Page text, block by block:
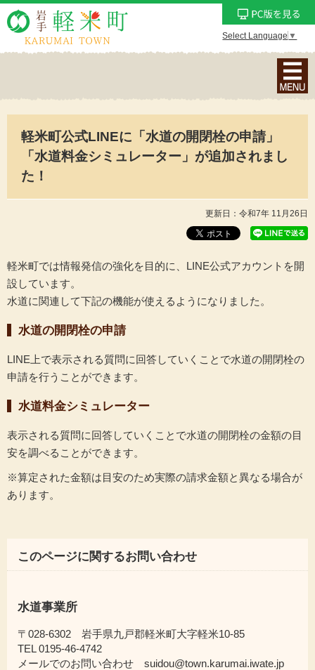
Select Language ▼
ナ
ビ
ョ
ニ
ュ
ー
を
軽米町公式LINEに「水道の開閉栓の申請」
「水道料金シミュレーター」が追加されまし
た！
更新日：令和7年 11月26日
軽米町では情報発信の強化を目的に、LINE公式アカウントを開
設しています。
水道に関連して下記の機能が使えるようになりました。
水道の開閉栓の申請
LINE上で表示される質問に回答していくことで水道の開閉栓の
申請を行うことができます。
水道料金シミュレーター
表示される質問に回答していくことで水道の開閉栓の金額の目
安を調べることができます。
※算定された金額は目安のため実際の請求金額と異なる場合が
あります。
このページに関するお問い合わせ
水道事業所
〒028-6302 岩手県九戸郡軽米町大字軽米10-85
TEL 0195-46-4742
メールでのお問い合わせ suidou@town.karumai.iwate.jp